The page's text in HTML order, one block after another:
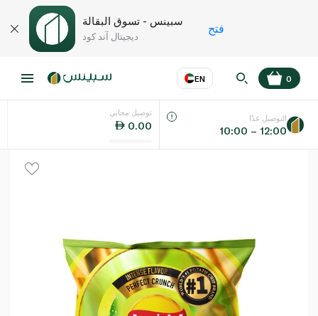
سبينس - تسوق البقالة
ديجيتال آند كود
فتح
EN
اللغة عر
0
توصيل مجاني
0.00
التوصيل غدًا
10:00 – 12:00